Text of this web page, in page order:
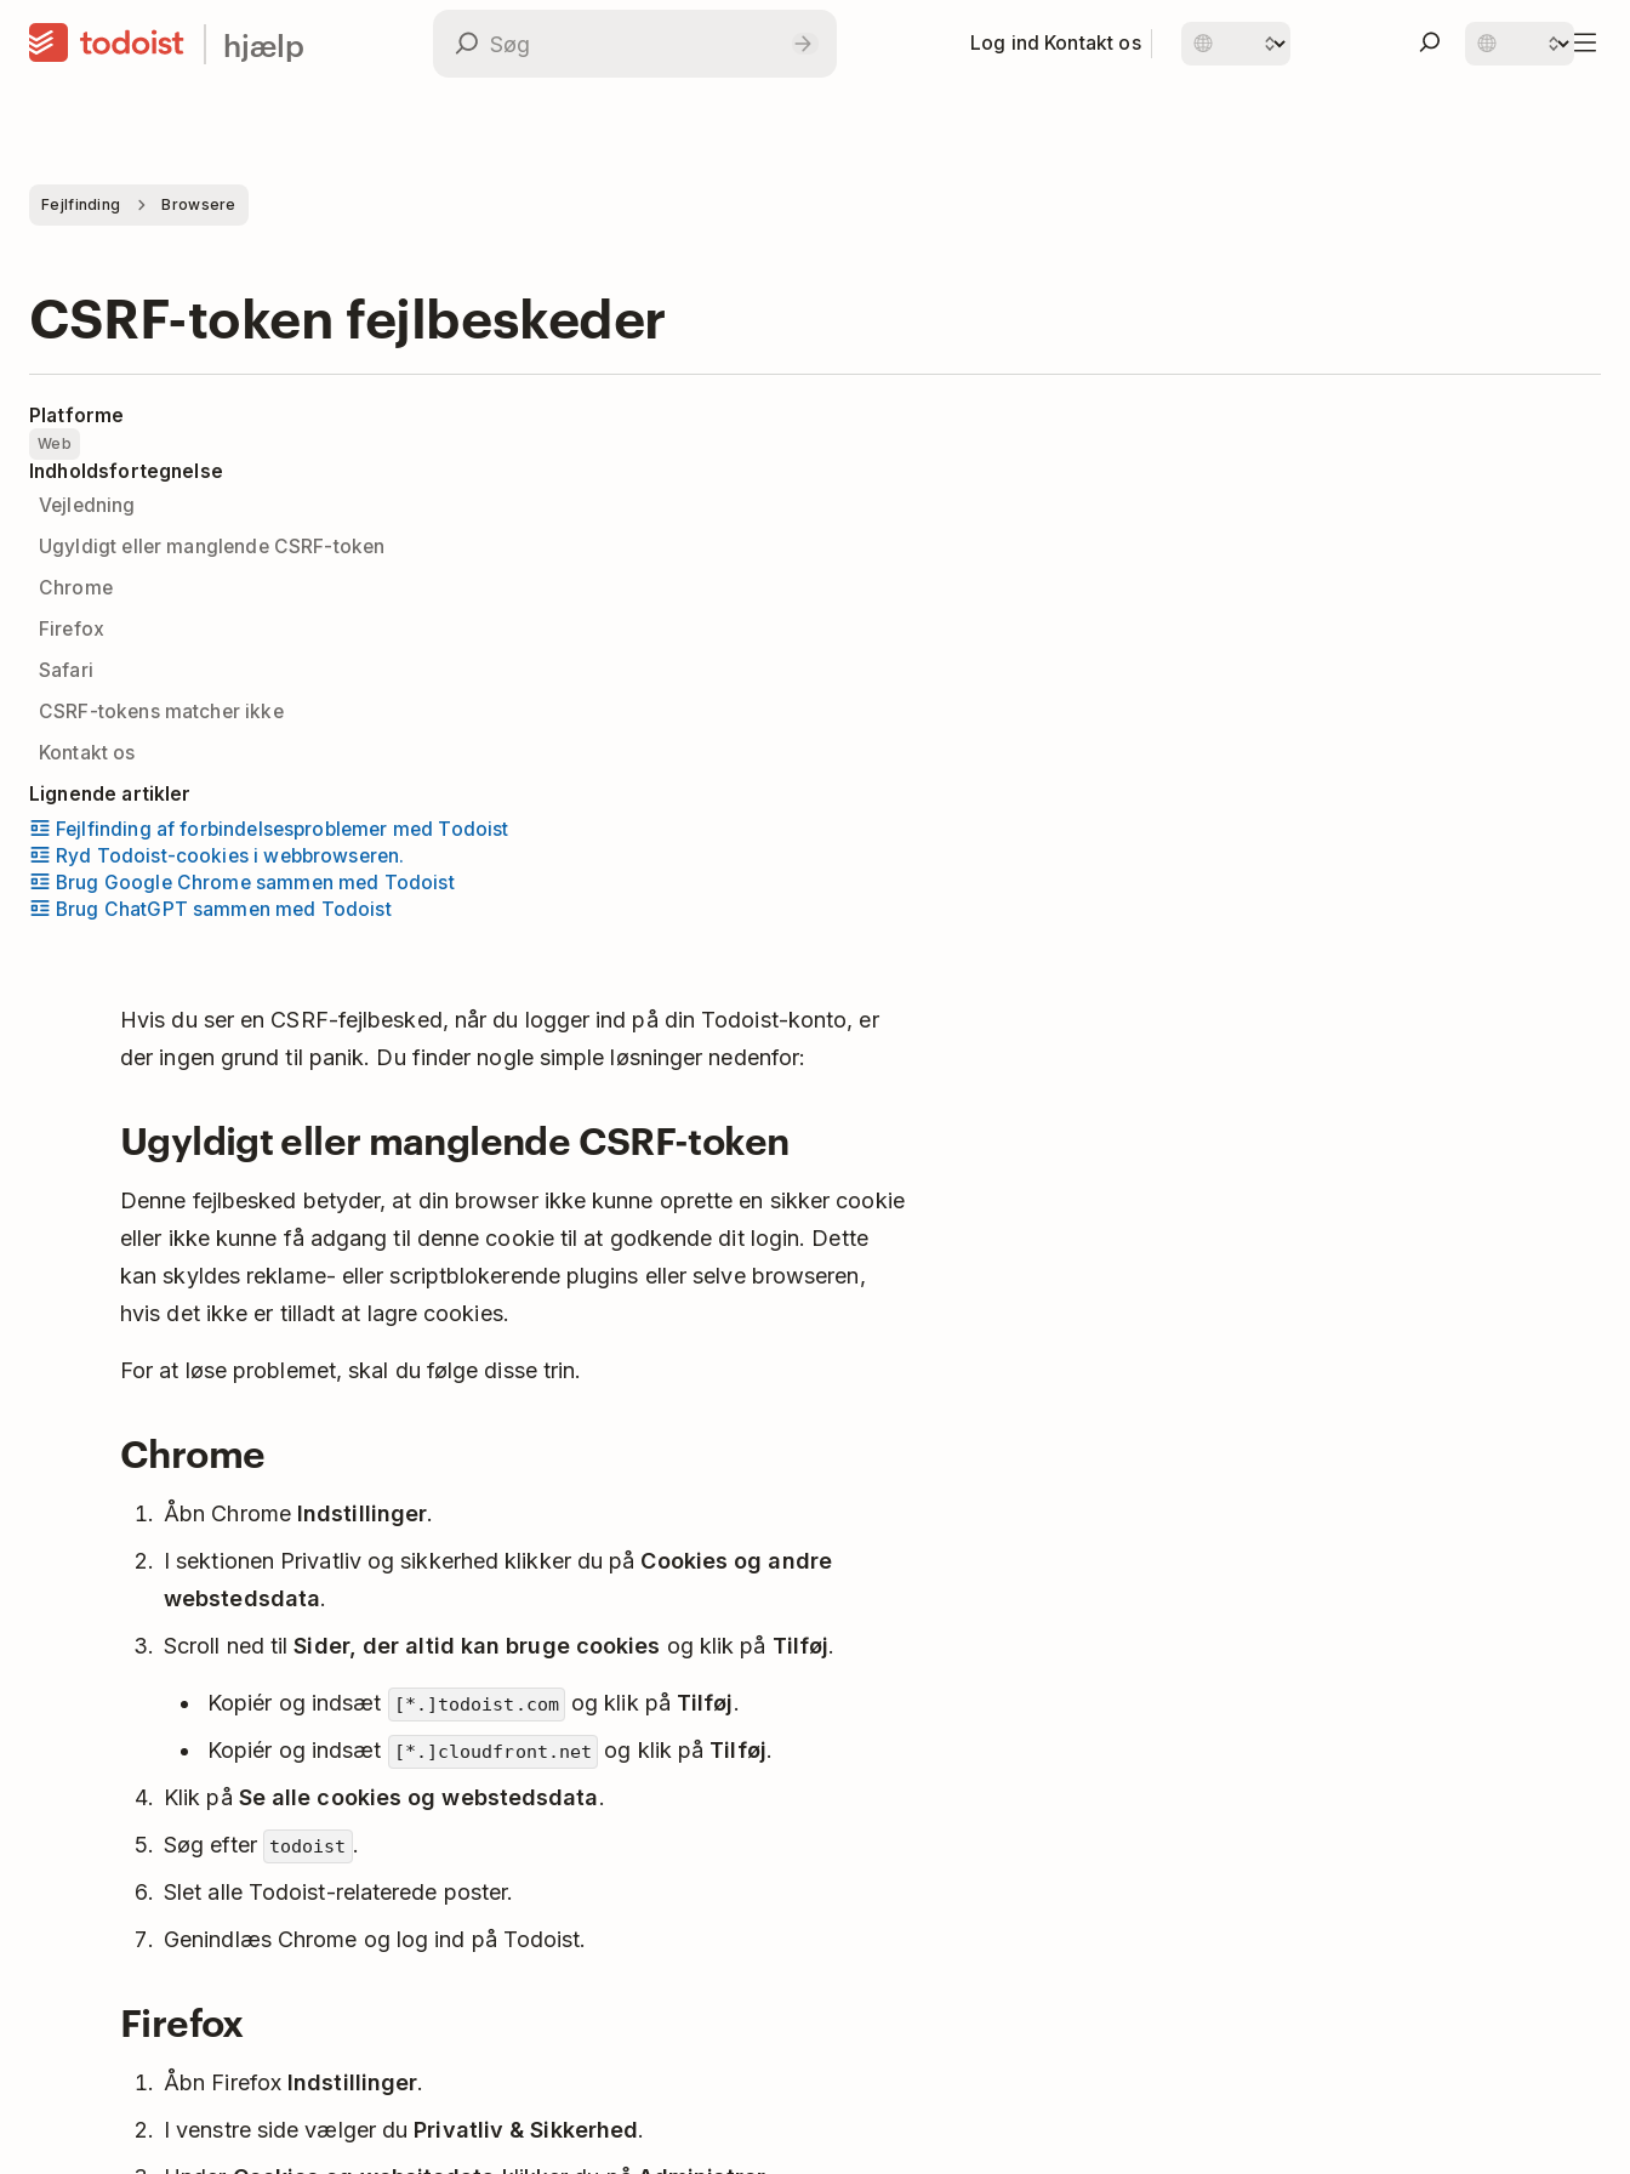
hjælp Log ind Kontakt os
Fejlfinding Browsere
CSRF-token fejlbeskeder
Platforme
Web
Indholdsfortegnelse
Vejledning
Ugyldigt eller manglende CSRF-token
Chrome
Firefox
Safari
CSRF-tokens matcher ikke
Kontakt os
Lignende artikler
Fejlfinding af forbindelsesproblemer med Todoist
Ryd Todoist-cookies i webbrowseren.
Brug Google Chrome sammen med Todoist
Brug ChatGPT sammen med Todoist
Hvis du ser en CSRF-fejlbesked, når du logger ind på din Todoist-konto, er
der ingen grund til panik. Du finder nogle simple løsninger nedenfor:
Ugyldigt eller manglende CSRF-token
Denne fejlbesked betyder, at din browser ikke kunne oprette en sikker cookie
eller ikke kunne få adgang til denne cookie til at godkende dit login. Dette
kan skyldes reklame- eller scriptblokerende plugins eller selve browseren,
hvis det ikke er tilladt at lagre cookies.
For at løse problemet, skal du følge disse trin.
Chrome
Åbn Chrome Indstillinger.
I sektionen Privatliv og sikkerhed klikker du på Cookies og andre
webstedsdata.
Scroll ned tilSider, der altid kan bruge cookies og klik på Tilføj.
Kopiér og indsæt [*.]todoist.com og klik på Tilføj.
Kopiér og indsæt
[*.]cloudfront.net og klik på Tilføj.
Klik på Se alle cookies og webstedsdata.
Søg efter
todoist .
Slet alle Todoist-relaterede poster.
Genindlæs Chrome og log ind på Todoist.
Firefox
Åbn Firefox Indstillinger.
I venstre side vælger du Privatliv & Sikkerhed.